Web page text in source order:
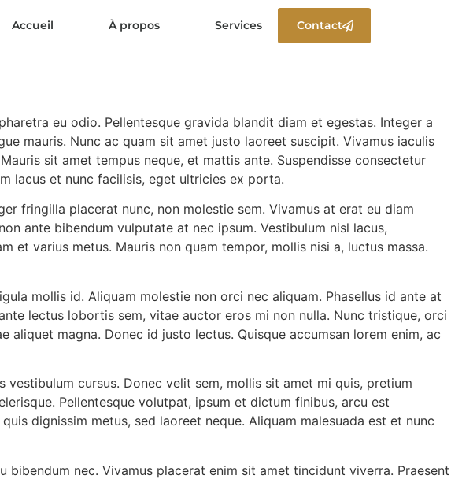
Accueil À propos Services Contact
eu odio. Pellentesque gravida blandit diam et egestas. Integer a
mauris. Nunc ac quam sit amet justo laoreet suscipit. Vivamus iaculis
sit amet tempus neque, et mattis ante. Suspendisse consectetur
lacus et nunc facilisis, eget ultricies ex porta.
fringilla placerat nunc, non molestie sem. Vivamus at erat eu diam
ante bibendum vulputate at nec ipsum. Vestibulum nisl lacus,
et varius metus. Mauris non quam tempor, mollis nisi a, luctus massa.
mollis id. Aliquam molestie non orci nec aliquam. Phasellus id ante at
lectus lobortis sem, vitae auctor eros mi non nulla. Nunc tristique, orci
magna. Donec id justo lectus. Quisque accumsan lorem enim, ac
cursus. Donec velit sem, mollis sit amet mi quis, pretium
Pellentesque volutpat, ipsum et dictum finibus, arcu est
dignissim metus, sed laoreet neque. Aliquam malesuada est et nunc
nec. Vivamus placerat enim sit amet tincidunt viverra. Praesent